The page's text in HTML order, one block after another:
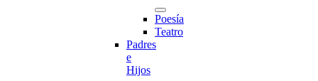
Poesía
Teatro
Padres
e
Hijos